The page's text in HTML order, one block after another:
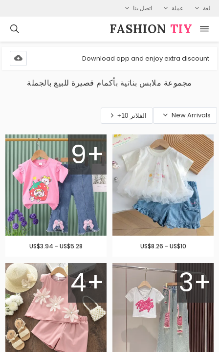
لغة عملة اتصل بنا
FASHION⁠ TIY
Download app and enjoy extra discount
مجموعة ملابس بناتية بأكمام قصيرة للبيع بالجملة
New Arrivals الفلاتر 10+
US$8.26 - US$10
9+
US$3.94 - US$5.28
3+
4+